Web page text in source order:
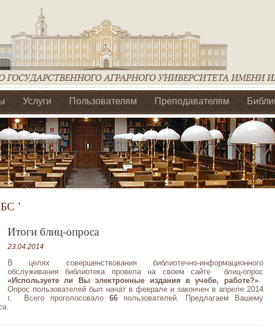
Услуги Пользователям Преподавателям
Агрообразование по ЦФО
’
Итоги блиц-опроса
23.04.2014
В целях совершенствования библиотечно-информационного
обслуживания библиотека провела на своем сайте блиц-опрос
«Используете ли Вы электронные издания в учебе, работе?».
Опрос пользователей был начат в феврале и закончен в апреле 2014
г. Всего проголосовало66 пользователей. Предлагаем Вашему